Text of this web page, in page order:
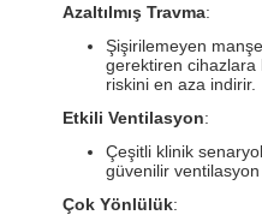
Azaltılmış Travma:
Şişirilemeyen
gerektiren cihazlara
riskini en aza indirir.
Etkili Ventilasyon:
Çeşitli klinik
güvenilir
Çok Yönlülük: